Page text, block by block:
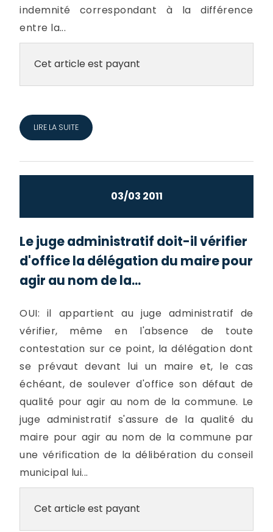
indemnité correspondant à la différence
entre la...
Cet article est payant
LIRE LA SUITE
03/03 2011
Le juge administratif doit-il vérifier
d'office la délégation du maire pour
agir au nom de la...
OUI: il appartient au juge administratif de
vérifier, même en l'absence de toute
contestation sur ce point, la délégation dont
se prévaut devant lui un maire et, le cas
échéant, de soulever d'office son défaut de
qualité pour agir au nom de la commune. Le
juge administratif s'assure de la qualité du
maire pour agir au nom de la commune par
une vérification de la délibération du conseil
municipal lui...
Cet article est payant